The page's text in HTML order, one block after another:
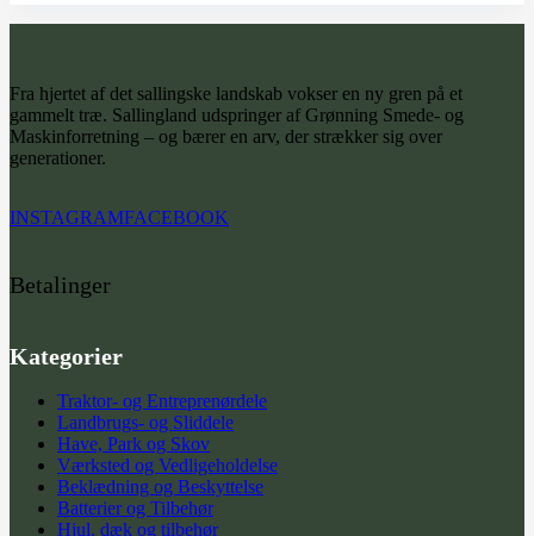
Fra hjertet af det sallingske landskab vokser en ny gren på et
gammelt træ. Sallingland udspringer af Grønning Smede- og
Maskinforretning – og bærer en arv, der strækker sig over
generationer.
INSTAGRAMFACEBOOK
Betalinger
Kategorier
Traktor- og Entreprenørdele
Landbrugs- og Sliddele
Have, Park og Skov
Værksted og Vedligeholdelse
Beklædning og Beskyttelse
Batterier og Tilbehør
Hjul, dæk og tilbehør